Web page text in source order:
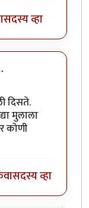
सदस्य व्हा
....by
दिसते.
मुलाला
कोणी
सदस्य व्हा